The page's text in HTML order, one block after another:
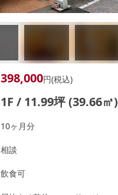
398,000円(税込)
1F / 11.99坪 (39.66㎡)
10ヶ月分
相談
飲食可